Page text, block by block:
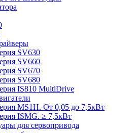
SV630
SV660
SV670
SV680
IS810 MultiDrive
MS1H. От 0,05 до 7,5кВт
ISMG. ≥ 7,5кВт
для сервопривода